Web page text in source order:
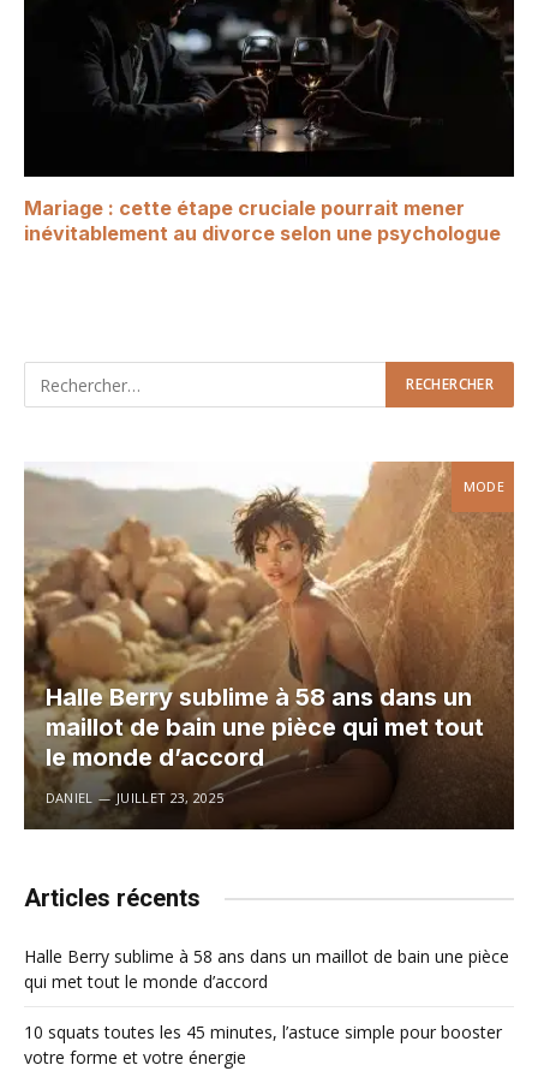
Mariage : cette étape cruciale pourrait mener
inévitablement au divorce selon une psychologue
MODE
Halle Berry sublime à 58 ans dans un
maillot de bain une pièce qui met tout
le monde d’accord
DANIEL JUILLET 23, 2025
Articles récents
Halle Berry sublime à 58 ans dans un maillot de bain une pièce
qui met tout le monde d’accord
10 squats toutes les 45 minutes, l’astuce simple pour booster
votre forme et votre énergie